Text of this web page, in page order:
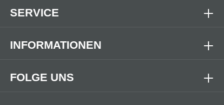
FOLGE UNS
SERVICE
INFORMATIONEN